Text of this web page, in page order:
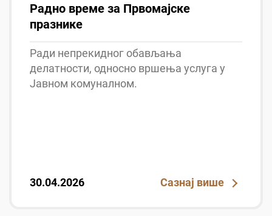
Радно време за Првомајске
празнике
Ради непрекидног обављања
делатности, односно вршења услуга у
Јавном комуналном.
30.04.2026 Сазнај више